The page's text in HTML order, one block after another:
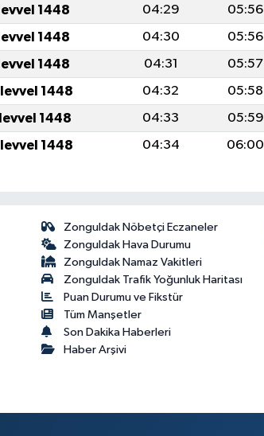
1448 04:29 05:56
1448 04:30 05:56
1448 04:31 05:57
1448 04:32 05:58
1448 04:33 05:59
1448 04:34 06:00
Zonguldak Nöbetçi Eczaneler
Zonguldak Hava Durumu
Zonguldak Namaz Vakitleri
Zonguldak Trafik Yoğunluk Haritası
Puan Durumu ve Fikstür
Tüm Manşetler
Son Dakika Haberleri
Haber Arşivi